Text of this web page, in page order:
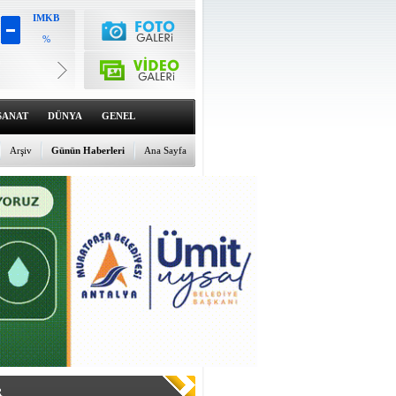
IMKB
%
6482.18
%0.03
Dolar
47.572
%0.07
Euro
54.8921
%-0.07
DÜNYA GENEL
Ana Sayfa
Günün Haberleri
Arşiv